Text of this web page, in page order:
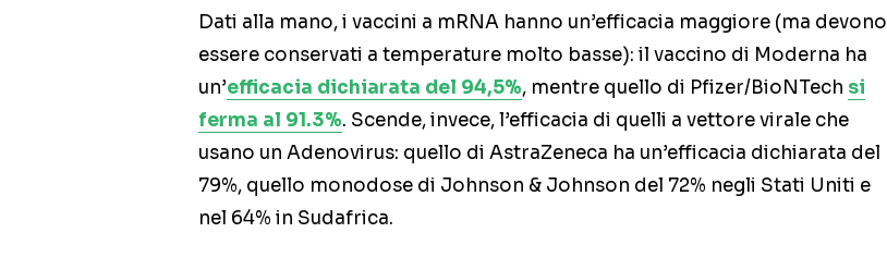
Dati alla mano, i vaccini a mRNA hanno un’efficacia maggiore (ma devono
essere conservati a temperature molto basse): il vaccino di Moderna ha
un’efficacia dichiarata del 94,5%, mentre quello di Pfizer/BioNTech si
ferma al 91.3%. Scende, invece, l’efficacia di quelli a vettore virale che
usano un Adenovirus: quello di AstraZeneca ha un’efficacia dichiarata del
79%, quello monodose di Johnson & Johnson del 72% negli Stati Uniti e
nel 64% in Sudafrica.